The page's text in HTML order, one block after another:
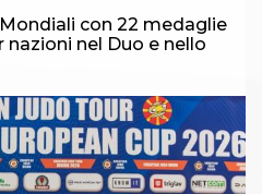
con 22 medaglie
nel Duo e nello